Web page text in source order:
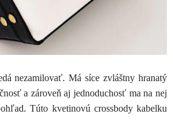
nezamilovať. Má síce zvláštny hranatý
a zároveň aj jednoduchosť ma na nej
Túto kvetinovú crossbody kabelku